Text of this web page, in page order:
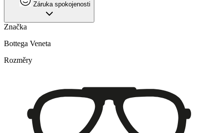
Záruka spokojenosti
Značka
Bottega Veneta
Rozměry